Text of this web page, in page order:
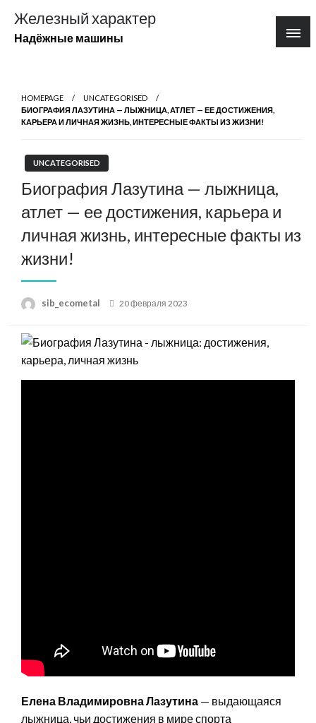
содержимому
Железный характер
Надёжные машины
HOMEPAGE
UNCATEGORISED
БИОГРАФИЯ ЛАЗУТИНА — ЛЫЖНИЦА, АТЛЕТ — ЕЕ ДОСТИЖЕНИЯ,
КАРЬЕРА И ЛИЧНАЯ ЖИЗНЬ, ИНТЕРЕСНЫЕ ФАКТЫ ИЗ ЖИЗНИ!
UNCATEGORISED
Биография Лазутина — лыжница,
атлет — ее достижения, карьера и
личная жизнь, интересные факты из
жизни!
sib_ecometal
Posted
20 февраля 2023
Елена Владимировна Лазутина — выдающаяся
лыжница, чьи достижения в мире спорта